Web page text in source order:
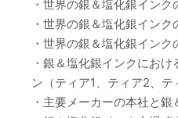
・世界の銀＆塩化銀イン
・世界の銀＆塩化銀イン
・世界の銀＆塩化銀イン
・銀＆塩化銀インクにお
ン（ティア1、ティア2、テ
・主要メーカーの本社と